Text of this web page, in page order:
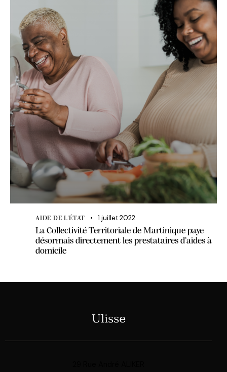
AIDE DE L'ÉTAT 1 juillet 2022
La Collectivité Territoriale de Martinique paye
désormais directement les prestataires d’aides à
domicile